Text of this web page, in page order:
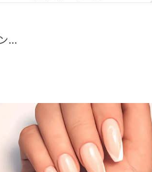
...